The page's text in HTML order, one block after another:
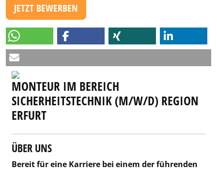
JETZT BEWERBEN
MONTEUR IM BEREICH
SICHERHEITSTECHNIK (M/W/D) REGION
ERFURT
ÜBER UNS
Bereit für eine Karriere bei einem der führenden